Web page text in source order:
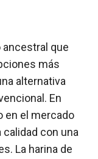
ancestral que
más
alternativa
En
en el mercado
con una
La harina de